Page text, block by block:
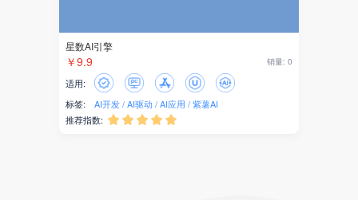
星数AI引擎
￥9.9 销量: 0
适用:
标签:
AI开发 AI驱动 AI应用
紫薯AI
推荐指数:     